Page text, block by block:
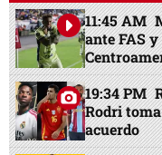
11:45 AM
ante FAS
19:34 PM
Rodri
acuerdo